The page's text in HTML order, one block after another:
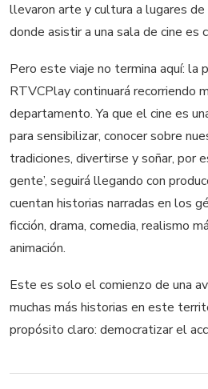
llevaron arte y cultura a lugares de
donde asistir a una sala de cine es
Pero este viaje no termina aquí: la
RTVCPlay continuará recorriendo
departamento. Ya que el cine es
para sensibilizar, conocer sobre
tradiciones, divertirse y soñar, por
gente’, seguirá llegando con
cuentan historias narradas en los
ficción, drama, comedia, realismo
animación.
Este es solo el comienzo de una
muchas más historias en este
propósito claro: democratizar el